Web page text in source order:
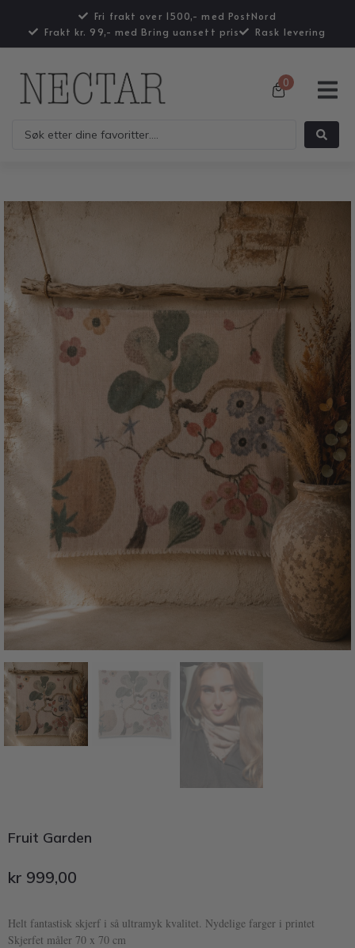
Fri frakt over 1500,- med PostNord
Frakt kr. 99,- med Bring uansett pris
Rask levering
0
Fruit Garden
kr 999,00
Helt fantastisk skjerf i så ultramyk kvalitet. Nydelige farger i printet
Skjerfet måler 70 x 70 cm